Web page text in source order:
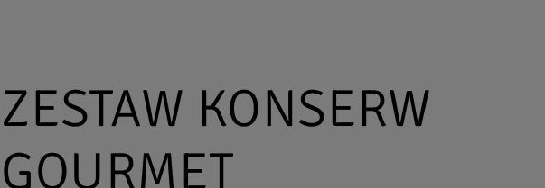
ZESTAW KONSERW
GOURMET